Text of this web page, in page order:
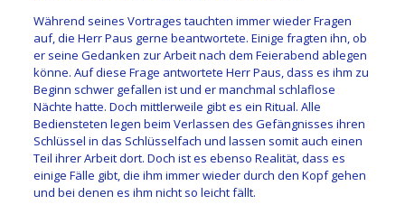
Während seines Vortrages tauchten immer wieder Fragen
auf, die Herr Paus gerne beantwortete. Einige fragten ihn, ob
er seine Gedanken zur Arbeit nach dem Feierabend ablegen
könne. Auf diese Frage antwortete Herr Paus, dass es ihm zu
Beginn schwer gefallen ist und er manchmal schlaflose
Nächte hatte. Doch mittlerweile gibt es ein Ritual. Alle
Bediensteten legen beim Verlassen des Gefängnisses ihren
Schlüssel in das Schlüsselfach und lassen somit auch einen
Teil ihrer Arbeit dort. Doch ist es ebenso Realität, dass es
einige Fälle gibt, die ihm immer wieder durch den Kopf gehen
und bei denen es ihm nicht so leicht fällt.